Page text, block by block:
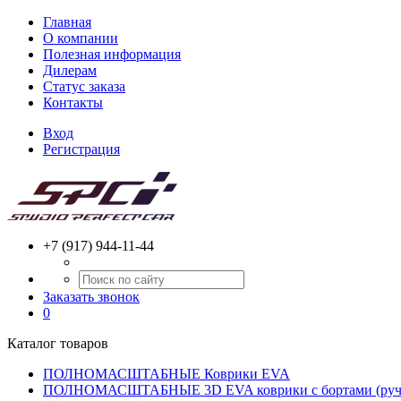
Главная
О компании
Полезная информация
Дилерам
Статус заказа
Контакты
Вход
Регистрация
+7 (917) 944-11-44
Заказать звонок
0
Каталог товаров
ПОЛНОМАСШТАБНЫЕ Коврики EVA
ПОЛНОМАСШТАБНЫЕ 3D EVA коврики с бортами